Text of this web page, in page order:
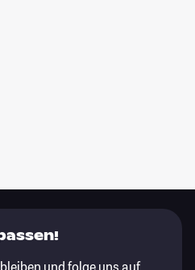
und folge uns auf